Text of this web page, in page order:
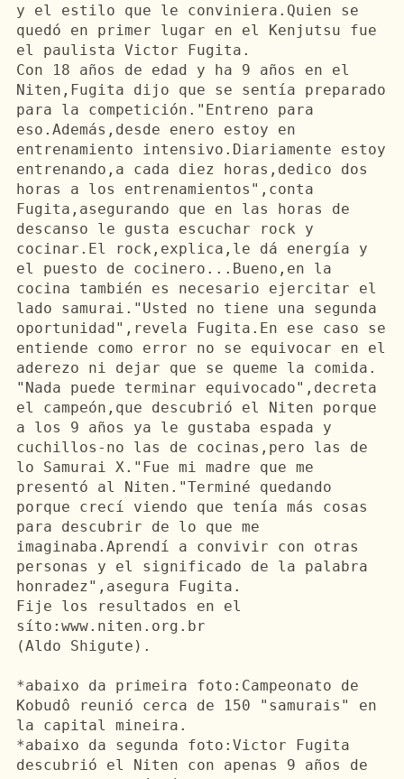
y el estilo que le conviniera.Quien
quedó
en primer lugar en el Kenjutsu
fue
el paulista Victor Fugita .
Con 18 años de edad y ha 9 años en
Niten , Fugita dijo que se sentía preparado
para la competición ." Entreno
eso.Además ,desde enero estoy
en
entrenamiento
intensivo.Diariamente
estoy
entrenando,a cada diez horas,dedico dos
Fugita ,asegurando que en las horas de
cocinar.El
rock,explica,le dá energía y
el puesto de cocinero...Bueno , en la
cocina también es necesario ejercitar el
lado samurai ."Usted no tiene una segunda
oportunidad",revela Fugita.En ese caso se
entiende como error no se equivocar en el
aderezo ni dejar que se queme la comida.
"Nada puede terminar equivocado",decreta
el campeón,que descubrió el Niten porque
a los 9 años
ya le gustaba espada y
cuchillos-no las de cocinas,pero las de
lo Samurai X."Fue mi madre que me
presentó al Niten ."Terminé quedando
porque crecí viendo que tenía más cosas
imaginaba.Aprendí a convivir con otras
personas y el significado de la palabra
honradez",asegura Fugita .
Fije los resultados en el
síto: www.niten.org.br
(Aldo Shigute).
Kobudô reunió cerca de 150 " samurais " en
la capital mineira.
*abaixo da segunda foto:Victor Fugita
descubrió el Niten con apenas 9 años